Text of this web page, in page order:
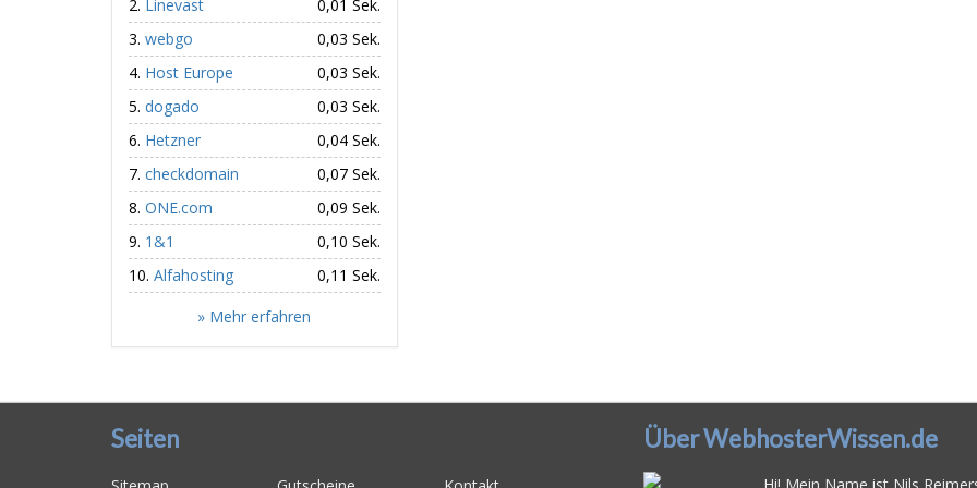
Linevast
0,01 Sek.
webgo
0,03 Sek.
Host Europe
0,03 Sek.
dogado
0,03 Sek.
Hetzner
0,04 Sek.
checkdomain
0,07 Sek.
ONE.com
0,09 Sek.
1&1
0,10 Sek.
Alfahosting
0,11 Sek.
» Mehr erfahren
Seiten Über WebhosterWissen.de